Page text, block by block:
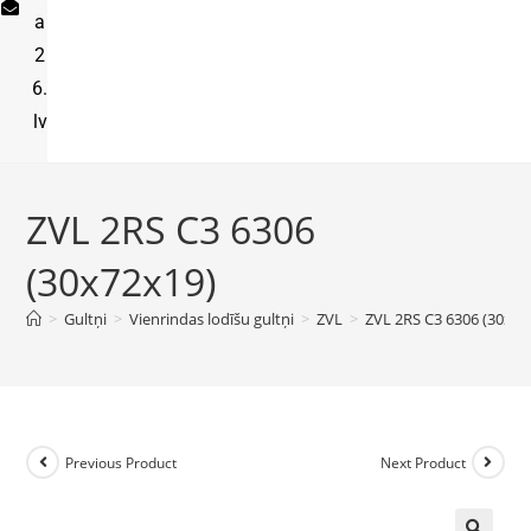
a
2
6.
lv
ZVL 2RS C3 6306
(30x72x19)
> Gultņi > Vienrindas lodīšu gultņi > ZVL > ZVL 2RS C3 6306
Previous Product Next Product